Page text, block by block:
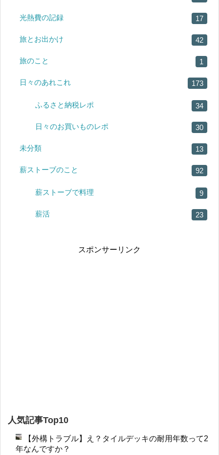
光熱費の記録 17
旅とお出かけ 42
旅のこと 1
日々のあれこれ 173
ふるさと納税レポ 34
日々のお買いものレポ 30
未分類 13
薪ストーブのこと 92
薪ストーブで料理 9
薪活 23
スポンサーリンク
人気記事Top10
【外構トラブル】え？タイルデッキの耐用年数って2
年なんですか？